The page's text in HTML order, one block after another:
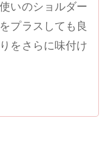
いのショルダー
プラスしても良
をさらに味付け